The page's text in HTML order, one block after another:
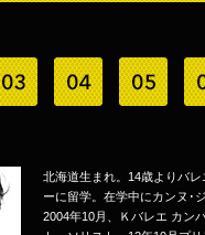
北海道生まれ。14歳よりバ
ーに留学。在学中にカンヌ･
2004年10月、Ｋバレエ カン